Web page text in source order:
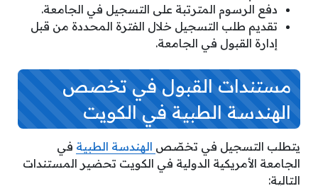
دفع الرسوم المترتبة على التسجيل في الجامعة.
تقديم طلب التسجيل خلال الفترة المحددة من قبل
إدارة القبول في الجامعة.
مستندات القبول في تخصص
الهندسة الطبية في الكويت
يتطلب التسجيل في تخصّص الهندسة الطبية في
الجامعة الأمريكية الدولية في الكويت تحضير المستندات
التالية: